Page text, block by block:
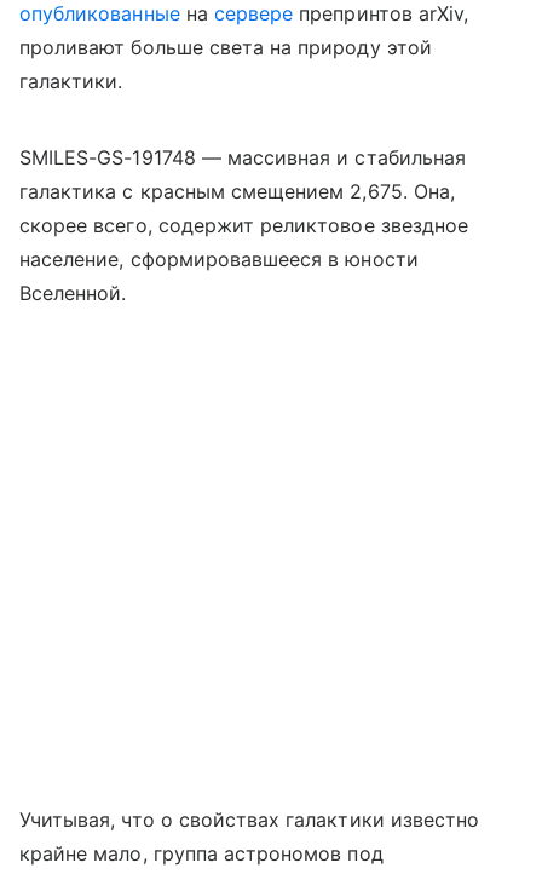
опубликованныена сервере препринтов arXiv,
проливают больше света на природу этой
галактики.
SMILES-GS-191748 — массивная и стабильная
галактика с красным смещением 2,675. Она,
скорее всего, содержит реликтовое звездное
население, сформировавшееся в юности
Вселенной.
Учитывая, что о свойствах галактики известно
крайне мало, группа астрономов под